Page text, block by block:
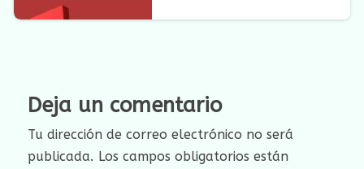
Deja un comentario
Tu dirección de correo electrónico no será
publicada. Los campos obligatorios están